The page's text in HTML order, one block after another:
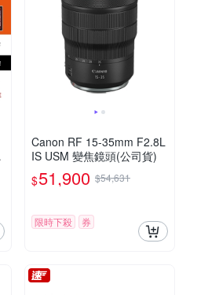
Canon RF 15-35mm F2.8L
IS USM 變焦鏡頭(公司貨)
$51,900 $54,631
限時下殺 券